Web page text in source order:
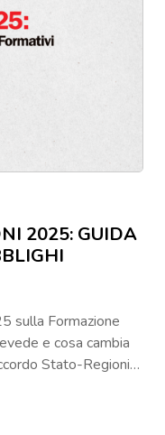
2025: GUIDA
sulla Formazione
e cosa cambia
Stato-Regioni
pubblicato in
Stato-
salute e sicurezza